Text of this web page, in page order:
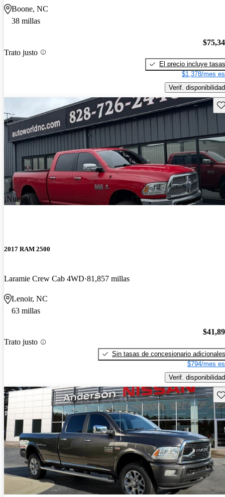
Boone, NC
38 millas
Trato justo
El precio incluye tasas
$1,378/mes
Verif. disponibilidad
¡Nuevo!
2017 RAM 2500
Laramie Crew Cab 4WD 81,857 millas
Lenoir, NC
63 millas
Trato justo
Sin tasas de concesionario adicionales
$794/mes
Verif. disponibilidad